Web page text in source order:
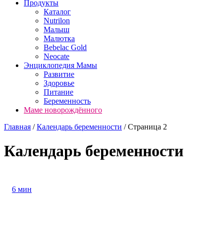
Продукты
Каталог
Nutrilon
Малыш
Малютка
Bebelac Gold
Neocate
Энциклопедия Мамы
Развитие
Здоровье
Питание
Беременность
Маме новорождённого
Главная /Календарь беременности /Страница 2
Календарь беременности
6 мин